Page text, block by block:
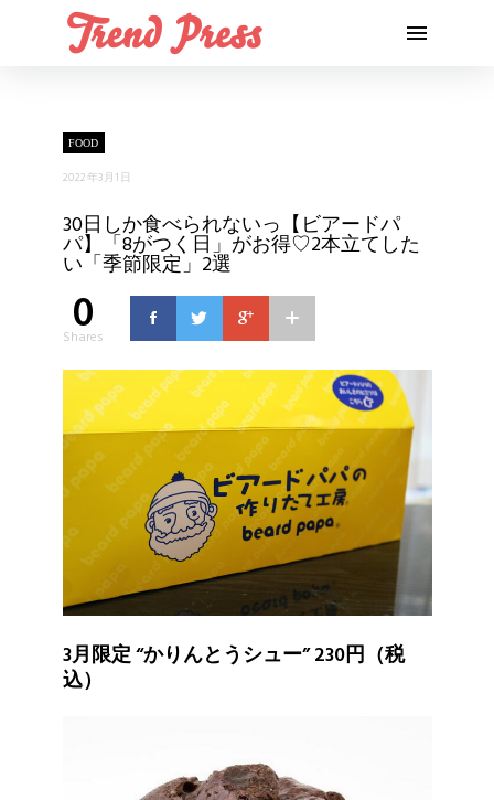
FOOD
2022年3月1日
30日しか食べられないっ【ビアードパ
パ】「8がつく日」がお得♡2本立てした
い「季節限定」2選
0
Shares
3月限定 “かりんとうシュー” 230円（税
込）